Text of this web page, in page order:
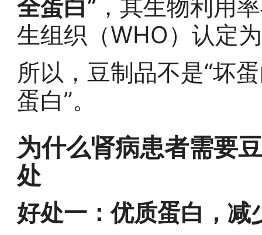
全蛋白” ，其生物利用
生组织（WHO）认定
所以，豆制品不是“坏
蛋白”。
为什么肾病患者需要
处
好处一：优质蛋白，减